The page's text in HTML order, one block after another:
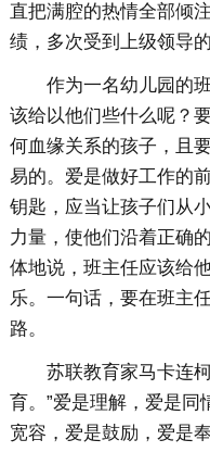
直把满腔的热情全部倾
绩，多次受到上级领导的
作为一名幼儿园的
该给以他们些什么呢？
何血缘关系的孩子，且
易的。爱是做好工作的
钥匙，应当让孩子们从
力量，使他们沿着正确
体地说，班主任应该给
乐。一句话，要在班主
路。
苏联教育家马卡连
育。”爱是理解，爱是同
宽容，爱是鼓励，爱是